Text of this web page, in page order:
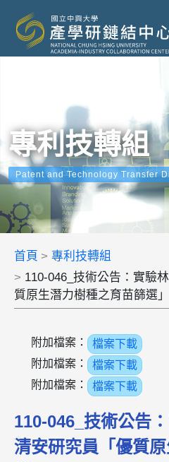
專利技轉組
Patent and Technology Transfer
首頁
專利技轉組
110-046_技術公告：實驗
質原生潛力樹種之育苗篩選」
附加檔案：
檔案下載
附加檔案：
檔案下載
附加檔案：
檔案下載
110-046_技術公告
清安研究員「優質